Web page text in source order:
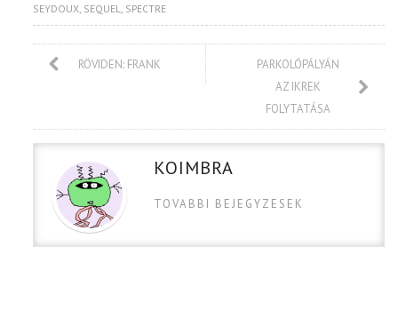
SEYDOUX SEQUEL SPECTRE
RÖVIDEN: FRANK
PARKOLÓPÁLYÁN
AZ IKREK
FOLYTATÁSA
KOIMBRA
TOVABBI BEJEGYZESEK